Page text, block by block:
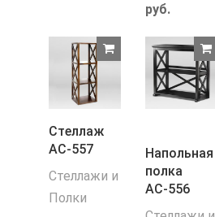
руб.
Стеллаж
АС-557
Стеллажи и
Полки
Напольная
полка
АС-556